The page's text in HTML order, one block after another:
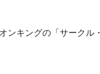
ンキングの「サークル・